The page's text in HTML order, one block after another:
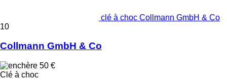
clé à choc Collmann GmbH & Co
10
Collmann GmbH & Co
50 €
Clé à choc